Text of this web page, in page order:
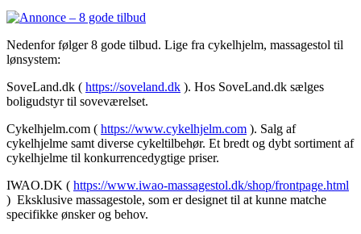
Nedenfor følger 8 gode tilbud. Lige fra cykelhjelm, massagestol til
lønsystem:
SoveLand.dk ( https://soveland.dk ). Hos SoveLand.dk sælges
boligudstyr til soveværelset.
Cykelhjelm.com ( https://www.cykelhjelm.com ). Salg af
cykelhjelme samt diverse cykeltilbehør. Et bredt og dybt sortiment af
cykelhjelme til konkurrencedygtige priser.
IWAO.DK ( https://www.iwao-massagestol.dk/shop/frontpage.html
) Eksklusive massagestole, som er designet til at kunne matche
specifikke ønsker og behov.